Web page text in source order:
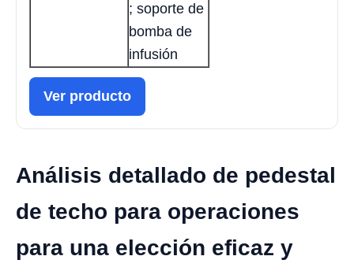
; soporte de
bomba de
infusión
Ver producto
Análisis detallado de pedestal
de techo para operaciones
para una elección eficaz y